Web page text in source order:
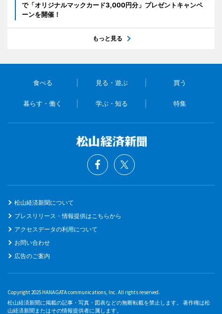
で「オリジナルマックカード3,000円分」プレゼントキャンペ
ーンを開催！
もっと見る
食べる 見る・遊ぶ 買う
暮らす・働く 学ぶ・知る 特集
松山経済新聞について
プレスリリース・情報提供はこちらから
アクセスデータの利用について
お問い合わせ
広告のご案内
Copyright 2025 HANAGATA communications, Inc. All rights reserved.
松山経済新聞に掲載の記事・写真・図表などの無断転載を禁止します。 著作権は松
山経済新聞またはその情報提供者に属します。